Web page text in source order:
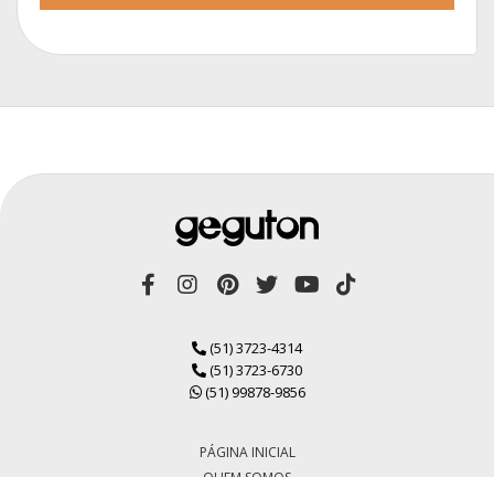
(51) 3723-4314
(51) 3723-6730
(51) 99878-9856
PÁGINA INICIAL